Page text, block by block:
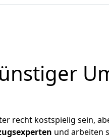
recht kostspielig sein,
und arbeiten